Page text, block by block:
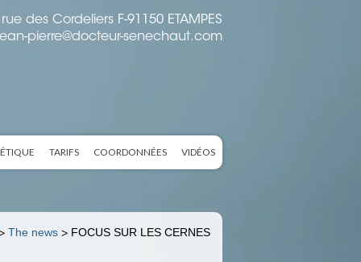
des Cordeliers F-91150 ETAMPES
pierre@docteur-senechaut.com
TARIFS COORDONNÉES VIDÉOS
The news > FOCUS SUR LES CERNES